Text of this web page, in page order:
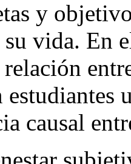
entendería
y
vida. En
relación
causal